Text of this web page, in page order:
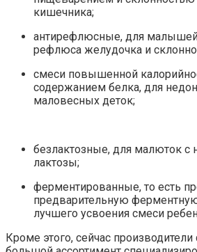
кишечника;
антирефлюсные, для
рефлюса желудочка и
смеси повышенной
содержанием белка, для
маловесных деток;
безлактозные, для малюток с
лактозы;
ферментированные, то есть
предварительную
лучшего усвоения смеси
Кроме этого, сейчас производители